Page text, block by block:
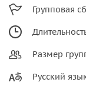
Групповая
Размер
Русский